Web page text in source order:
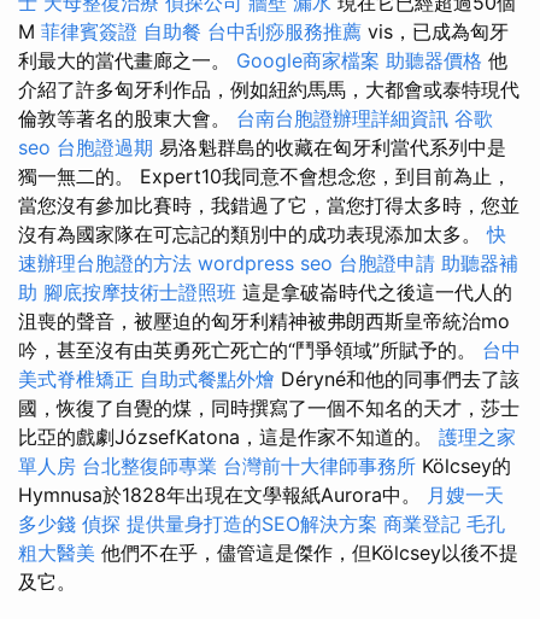
M 菲律賓簽證 自助餐 台中刮痧服務推薦 vis，已成為匈牙
利最大的當代畫廊之一。 Google商家檔案 助聽器價格 他
介紹了許多匈牙利作品，例如紐約馬馬，大都會或泰特現代
倫敦等著名的股東大會。 台南台胞證辦理詳細資訊 谷歌
seo 台胞證過期 易洛魁群島的收藏在匈牙利當代系列中是
獨一無二的。 Expert10我同意不會想念您，到目前為止，
當您沒有參加比賽時，我錯過了它，當您打得太多時，您並
沒有為國家隊在可忘記的類別中的成功表現添加太多。快
速辦理台胞證的方法 wordpress seo 台胞證申請 助聽器補
助 腳底按摩技術士證照班 這是拿破崙時代之後這一代人的
沮喪的聲音，被壓迫的匈牙利精神被弗朗西斯皇帝統治mo
吟，甚至沒有由英勇死亡死亡的“鬥爭領域”所賦予的。 台中
美式脊椎矯正 自助式餐點外燴 Déryné和他的同事們去了該
國，恢復了自覺的煤，同時撰寫了一個不知名的天才，莎士
比亞的戲劇JózsefKatona，這是作家不知道的。 護理之家
單人房 台北整復師專業 台灣前十大律師事務所 Kölcsey的
Hymnusa於1828年出現在文學報紙Aurora中。 月嫂一天
多少錢 偵探 提供量身打造的SEO解決方案 商業登記 毛孔
粗大醫美 他們不在乎，儘管這是傑作，但Kölcsey以後不提
及它。